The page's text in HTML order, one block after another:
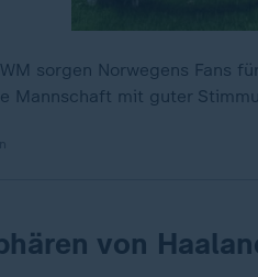
sorgen Norwegens Fans
Mannschaft mit guter
von